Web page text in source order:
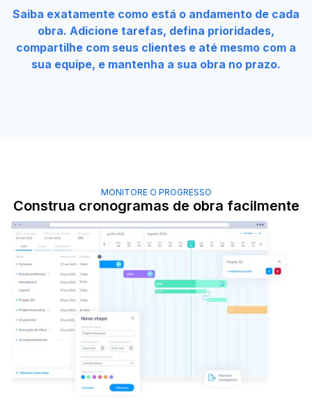
Saiba exatamente como está o andamento de cada
obra. Adicione tarefas, defina prioridades,
compartilhe com seus clientes e até mesmo com a
sua equipe, e mantenha a sua obra no prazo.
MONITORE O PROGRESSO
Construa cronogramas de obra facilmente